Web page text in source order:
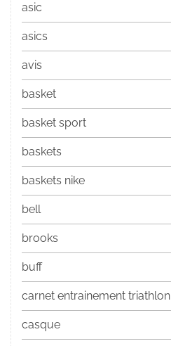
asic
asics
avis
basket
basket sport
baskets
baskets nike
bell
brooks
buff
carnet entrainement triathlon
casque